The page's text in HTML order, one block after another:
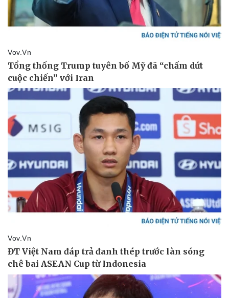
Chứng khoán
Giá cà phê